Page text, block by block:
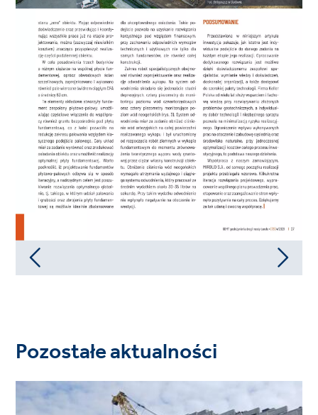
Pozostałe aktualności